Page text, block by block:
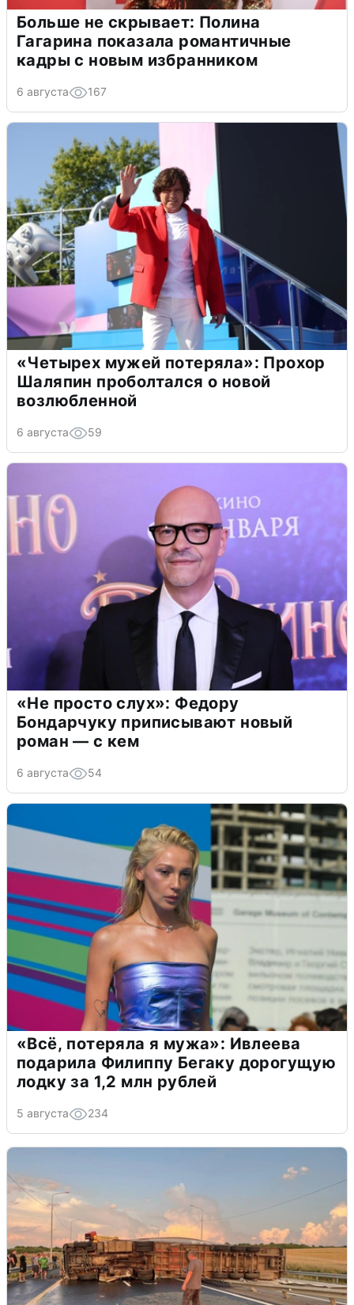
Больше не скрывает: Полина
Гагарина показала романтичные
кадры с новым избранником
6 августа 167
«Четырех мужей потеряла»: Прохор
Шаляпин проболтался о новой
возлюбленной
6 августа 59
«Не просто слух»: Федору
Бондарчуку приписывают новый
роман — с кем
6 августа 54
«Всё, потеряла я мужа»: Ивлеева
подарила Филиппу Бегаку дорогущую
лодку за 1,2 млн рублей
5 августа 234